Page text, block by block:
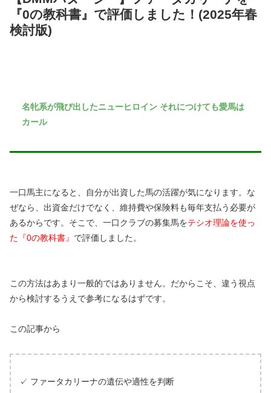
『0の教科書』で評価しました！(2025年春
検討版)
名牝系が飛び出したニューヒロイン それにつけても愛馬は
カール
一口馬主になると、自分が出資した馬の活躍が気になります。な
ぜなら、出資金だけでなく、維持費や保険料も毎年支払う必要が
あるからです。そこで、一口クラブの募集馬をテシオ理論を使っ
た『0の教科書』 で評価しました。
この方法はあまり一般的ではありません。だからこそ、違う視点
から検討するうえで参考になるはずです。
この記事から
✓ ファータカリーナの遺伝や適性を判断